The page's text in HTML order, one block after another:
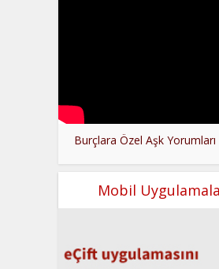
Burçlara Özel Aşk Yorumları
Mobil